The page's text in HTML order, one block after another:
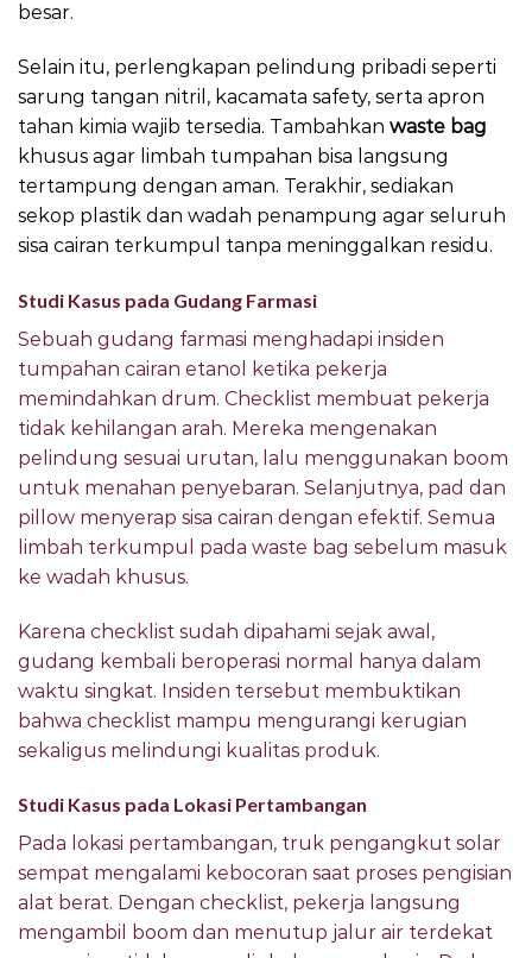
besar.
Selain itu, perlengkapan pelindung pribadi seperti
sarung tangan nitril, kacamata safety, serta apron
tahan kimia wajib tersedia. Tambahkan waste bag
khusus agar limbah tumpahan bisa langsung
tertampung dengan aman. Terakhir, sediakan
sekop plastik dan wadah penampung agar seluruh
sisa cairan terkumpul tanpa meninggalkan residu.
Studi Kasus pada Gudang Farmasi
Sebuah gudang farmasi menghadapi insiden
tumpahan cairan etanol ketika pekerja
memindahkan drum. Checklist membuat pekerja
tidak kehilangan arah. Mereka mengenakan
pelindung sesuai urutan, lalu menggunakan boom
untuk menahan penyebaran. Selanjutnya, pad dan
pillow menyerap sisa cairan dengan efektif. Semua
limbah terkumpul pada waste bag sebelum masuk
ke wadah khusus.
Karena checklist sudah dipahami sejak awal,
gudang kembali beroperasi normal hanya dalam
waktu singkat. Insiden tersebut membuktikan
bahwa checklist mampu mengurangi kerugian
sekaligus melindungi kualitas produk.
Studi Kasus pada Lokasi Pertambangan
Pada lokasi pertambangan, truk pengangkut solar
sempat mengalami kebocoran saat proses pengisian
alat berat. Dengan checklist, pekerja langsung
mengambil boom dan menutup jalur air terdekat